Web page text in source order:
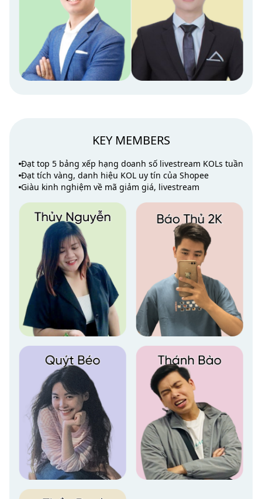
KEY MEMBERS
Đạt top 5 bảng xếp hạng doanh số livestream KOLs tuần
Đạt tích vàng, danh hiệu KOL uy tín của Shopee
Giàu kinh nghiệm về mã giảm giá, livestream